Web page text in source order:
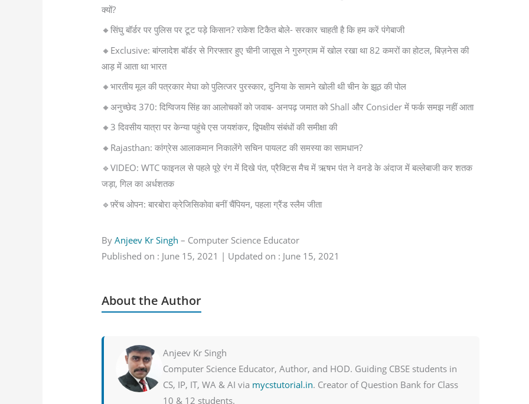
क्यों?
🔸सिंघु बॉर्डर पर पुलिस पर टूट पड़े किसान? राकेश टिकैत बोले- सरकार चाहती है कि हम करें पंगेबाजी
🔸Exclusive: बांग्लादेश बॉर्डर से गिरफ्तार हुए चीनी जासूस ने गुरुग्राम में खोल रखा था 82 कमरों का होटल, बिज़नेस की
आड़ में आता था भारत
🔸भारतीय मूल की पत्रकार मेघा को पुलित्जर पुरस्कार, दुनिया के सामने खोली थी चीन के झूठ की पोल
🔸अनुच्छेद 370: दिग्विजय सिंह का आलोचकों को जवाब- अनपढ़ जमात को Shall और Consider में फर्क समझ नहीं आता
🔸3 दिवसीय यात्रा पर केन्या पहुंचे एस जयशंकर, द्विपक्षीय संबंधों की समीक्षा की
🔸Rajasthan: कांग्रेस आलाकमान निकालेंगे सचिन पायलट की समस्या का सामधान?
🔹VIDEO: WTC फाइनल से पहले पूरे रंग में दिखे पंत, प्रैक्टिस मैच में ऋषभ पंत ने वनडे के अंदाज में बल्लेबाजी कर शतक
जड़ा, गिल का अर्धशतक
🔹फ़्रेंच ओपन: बारबोरा क्रेजिसिकोवा बनीं चैंपियन, पहला ग्रैंड स्लैम जीता
ByAnjeev Kr Singh – Computer Science Educator
Published on : June 15, 2021 | Updated on : June 15, 2021
About the Author
Anjeev Kr Singh
Computer Science Educator, Author, and HOD. Guiding CBSE students in
CS, IP, IT, WA & AI via mycstutorial.in. Creator of Question Bank for Class
10 & 12 students.